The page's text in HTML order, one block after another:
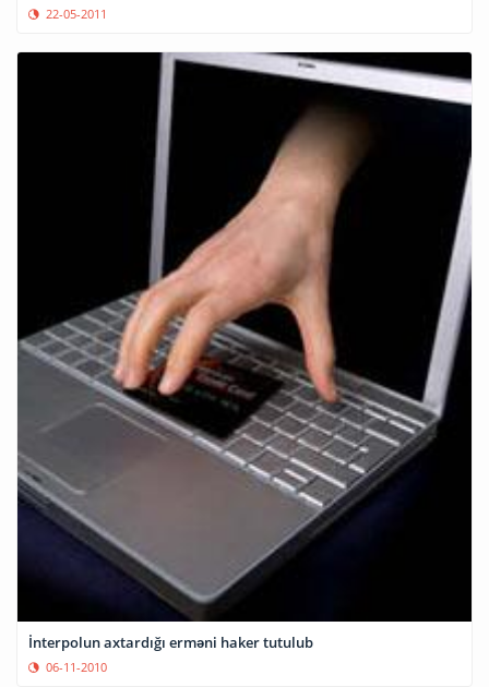
22-05-2011
İnterpolun axtardığı erməni haker tutulub
06-11-2010